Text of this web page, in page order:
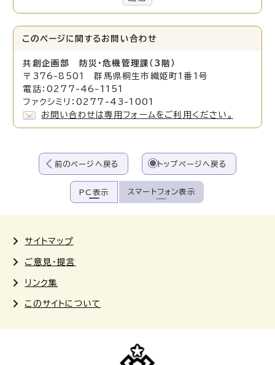
このページに関する お問い合わせ
共創企画部 防災・危機管理課（3階）
〒376-8501 群馬県桐生市織姫町1番1号
電話：0277-46-1151
ファクシミリ：0277-43-1001
お問い合わせは専用フォームをご利用ください。
前のページへ戻る トップページへ戻る
PC表示 スマートフォン表示
サイトマップ
ご意見・提言
リンク集
このサイトについて